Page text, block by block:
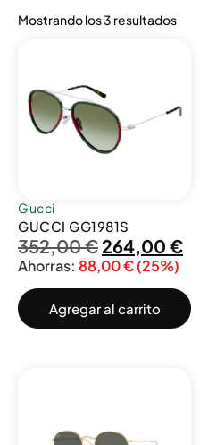
Mostrando los 3 resultados
Gucci
GUCCI GG1981S
352,00€ 264,00 €
Ahorras: 88,00€(25%)
Agregar al carrito